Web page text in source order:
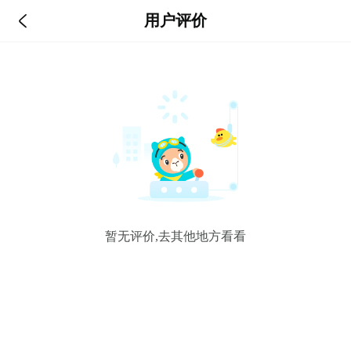
 用户评价
暂无评价,去其他地方看看